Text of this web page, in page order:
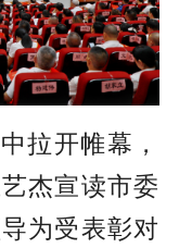
拉开帷幕 ，
杰宣读市委
为受表彰对